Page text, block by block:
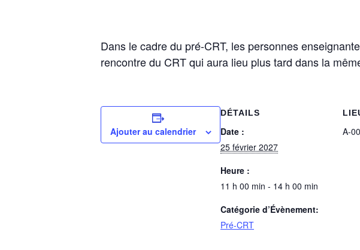
Dans le cadre du pré-CRT, les personnes
rencontre du CRT qui aura lieu plus tard dans la
Ajouter au calendrier
DÉTAILS
Date :
25 février 2027
Heure :
11 h 00 min - 14 h 00 min
Catégorie d’Évènement:
Pré-CRT
A-